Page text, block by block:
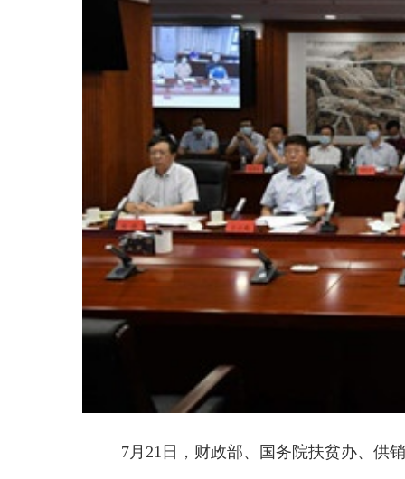
7月21日，财政部、国务院扶贫办、供